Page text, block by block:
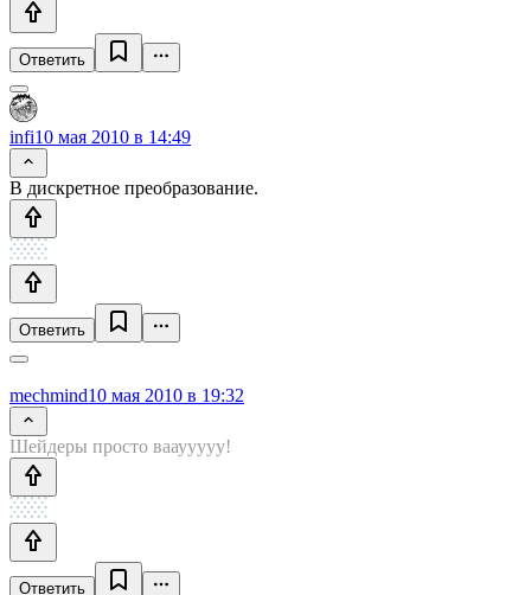
Ответить
infi10 мая 2010 в 14:49
В дискретное преобразование.
Ответить
mechmind10 мая 2010 в 19:32
Шейдеры просто вааууууу!
Ответить